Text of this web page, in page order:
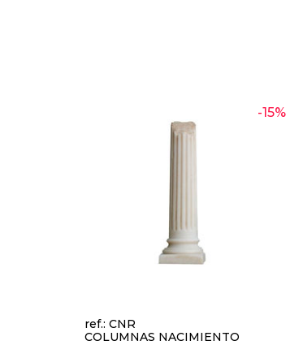
-15%
ref.: CNR
COLUMNAS NACIMIENTO